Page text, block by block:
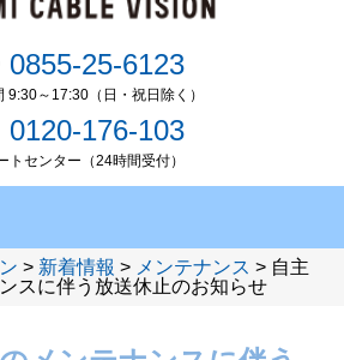
0855-25-6123
9:30～17:30（日・祝日除く）
0120-176-103
トセンター（24時間受付）
> 新着情報 > メンテナンス > 自主
スに伴う放送休止のお知らせ